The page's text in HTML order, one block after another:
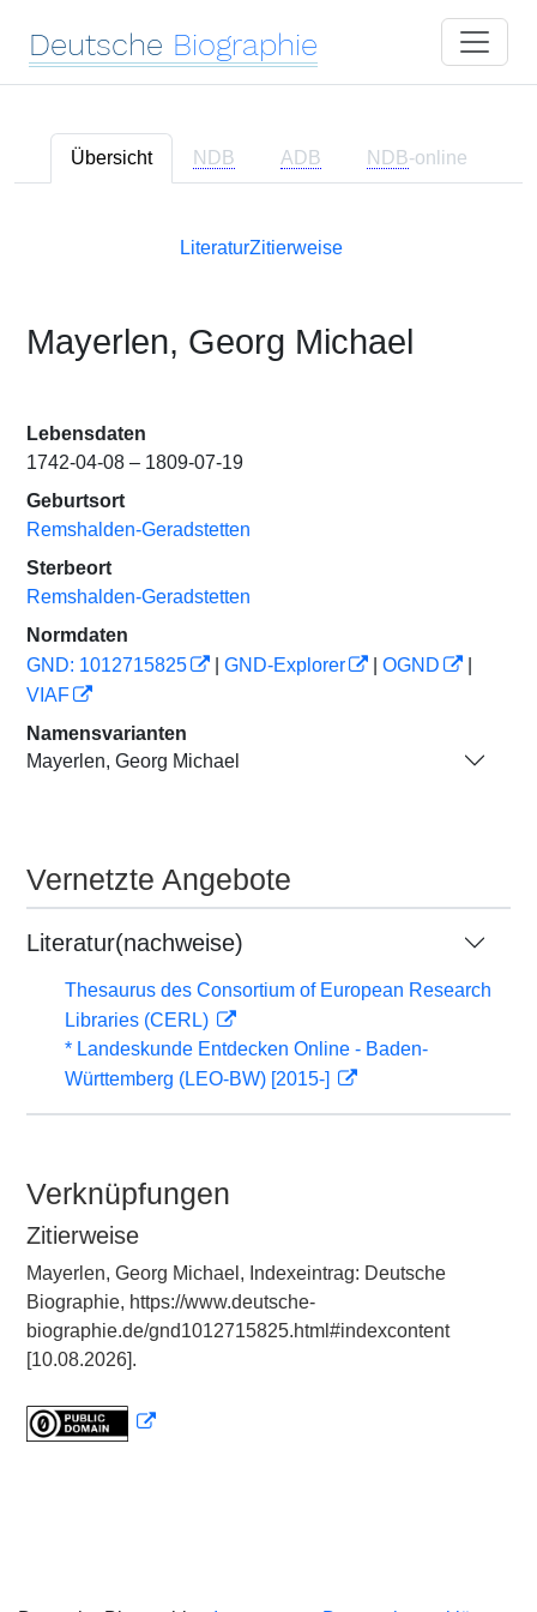
Deutsche Biographie
Übersicht NDB ADB NDB-online
LiteraturZitierweise
Mayerlen, Georg Michael
Lebensdaten
1742-04-08 – 1809-07-19
Geburtsort
Remshalden-Geradstetten
Sterbeort
Remshalden-Geradstetten
Normdaten
GND: 1012715825
GND-Explorer OGND
VIAF
Namensvarianten
Mayerlen, Georg Michael
Vernetzte Angebote
Literatur(nachweise)
Thesaurus des Consortium of European Research
Libraries (CERL)
* Landeskunde Entdecken Online - Baden-
Württemberg (LEO-BW) [2015-]
Verknüpfungen
Zitierweise
Mayerlen, Georg Michael, Indexeintrag: Deutsche
Biographie, https://www.deutsche-
biographie.de/gnd1012715825.html#indexcontent
[10.08.2026].